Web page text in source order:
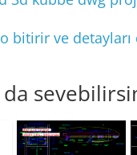
bitirir ve
da